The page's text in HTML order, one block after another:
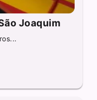
Joaquim